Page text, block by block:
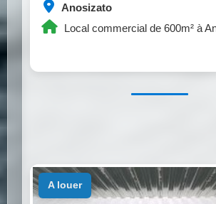
Anosizato
Local commercial de 600m² à
a louer